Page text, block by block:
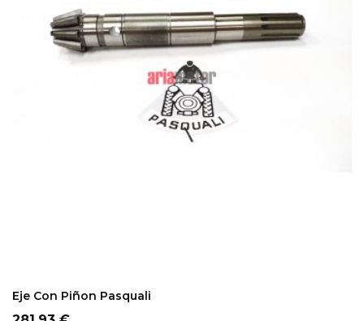
Eje Con Piñon Pasquali